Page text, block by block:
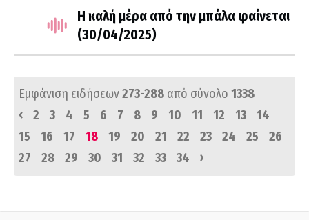
Η καλή μέρα από την μπάλα φαίνεται
(30/04/2025)
Εμφάνιση ειδήσεων273-288 από σύνολο 1338
‹
2 3 4 5 6 7 8 9 10 11 12 13
14
15
16 17 18 19 20 21 22 23 24 25
26
27
28 29 30 31 32 33 34 ›